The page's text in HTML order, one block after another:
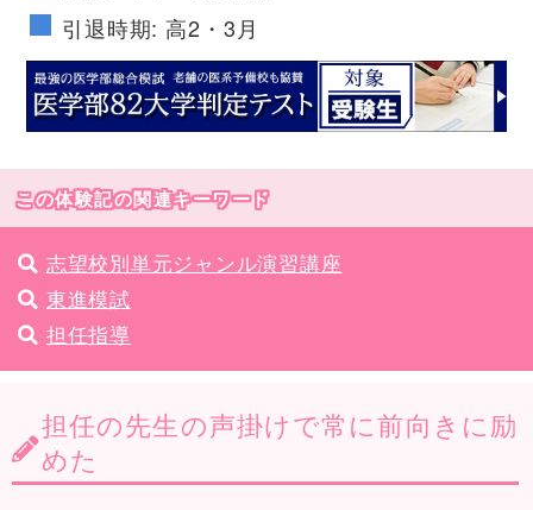
引退時期: 高2・3月
この体験記の関連キーワード
志望校別単元ジャンル演習講座
東進模試
担任指導
担任の先生の声掛けで常に前向きに励
めた